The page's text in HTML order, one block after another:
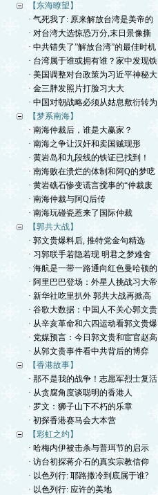
【东海瞭望】
· 气死我了: 原来解放台湾是美帝的
· 对台湾大选惊恐万分,末日景像撕
· 中共错失了”解放台湾”的最佳时机
· 台湾属于谁或拥有谁？家中发现铁
· 美国调整对台政策为习近平神秘大
· 金三胖发照片打脸习大大
· 中国对朝战略必须从姑息敷衍转为
【梦系南海】
· 南海仲裁后，谁是大赢家？
· 南海之争让汉奸和卖国贼现形
· 黄岩岛和九段线的铁证已找到！
· 南海败在溃烂的体制和阿Q的梦呓
· 黄岩礁石惨变谎言搅事的“仲裁废
· 南海仲裁与阿Q后传
· 南海玩碰瓷惹来了国际仲裁
【郭共大战】
· 郭文贵爆料后, 推特党金句精选
· 习郭联手若隐若现 明君之梦难舍
· 海航是一带一路通向红色曼哈顿的
· 阿里巴巴登场：外星人挑战习大帝
· 新华社吃里扒外 郭共大战再掀高
· 谷歌大数据：中国人不关心郭文贵
· 从辛亥革命和六四运动看郭文贵爆
· 党媒预言：今日郭文贵和宦官赵高
· 从郭文贵事件看中共背后的博弈
【香港故事】
· 那不是我的战争！志愿军烈士复活
· 从贪腐角度谈聪明的香港人
· 罗文：狮子山下不朽的乐章
· 初探香港赛马会大本营
【彩虹之约】
· 哈梅内伊被击杀与普珥节的启示
· 访台初探蒋介石的真实宗教信仰
· 以色列行: 耶路撒冷到底属于谁?
· 以色列行: 应许的美地